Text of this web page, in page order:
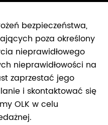
bezpieczeństwa,
poza określony
nieprawidłowego
nieprawidłowości na
zaprzestać jego
i skontaktować się
OLK w celu